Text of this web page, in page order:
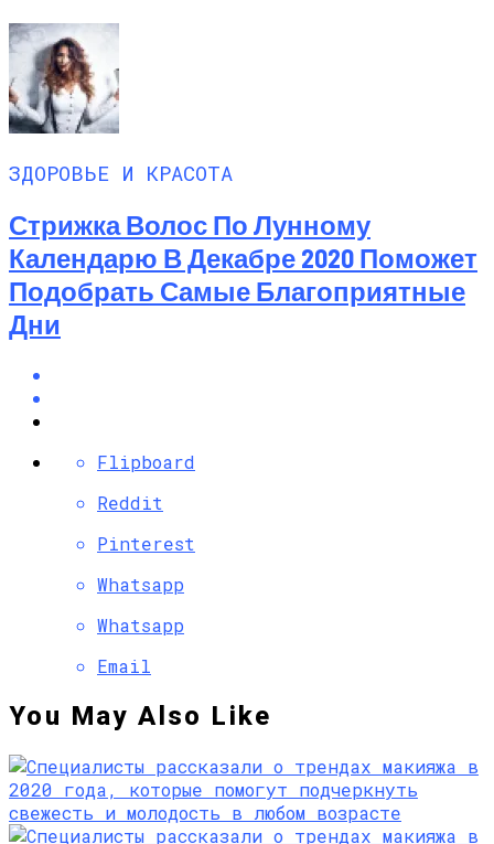
ЗДОРОВЬЕ И КРАСОТА
Стрижка Волос По Лунному
Календарю В Декабре 2020 Поможет
Подобрать Самые Благоприятные
Дни
Flipboard
Reddit
Pinterest
Whatsapp
Whatsapp
Email
You May Also Like